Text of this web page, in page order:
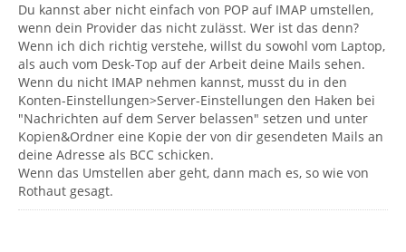
Du kannst aber nicht einfach von POP auf IMAP umstellen,
wenn dein Provider das nicht zulässt. Wer ist das denn?
Wenn ich dich richtig verstehe, willst du sowohl vom Laptop,
als auch vom Desk-Top auf der Arbeit deine Mails sehen.
Wenn du nicht IMAP nehmen kannst, musst du in den
Konten-Einstellungen>Server-Einstellungen den Haken bei
"Nachrichten auf dem Server belassen" setzen und unter
Kopien&Ordner eine Kopie der von dir gesendeten Mails an
deine Adresse als BCC schicken.
Wenn das Umstellen aber geht, dann mach es, so wie von
Rothaut gesagt.